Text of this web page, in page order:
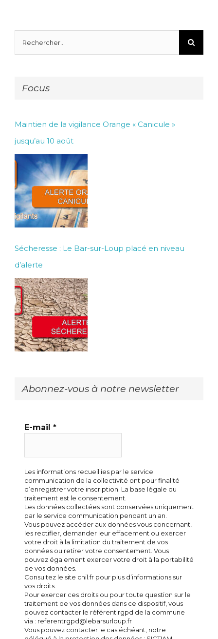
Rechercher:
Focus
Maintien de la vigilance Orange « Canicule »
jusqu’au 10 août
Sécheresse : Le Bar-sur-Loup placé en niveau
d’alerte
Abonnez-vous à notre newsletter
E-mail *
Les informations recueillies par le service
communication de la collectivité ont pour finalité
d’enregistrer votre inscription. La base légale du
traitement est le consentement.
Les données collectées sont conservées uniquement
par le service communication pendant un an.
Vous pouvez accéder aux données vous concernant,
les rectifier, demander leur effacement ou exercer
votre droit à la limitation du traitement de vos
données ou retirer votre consentement. Vous
pouvez également exercer votre droit à la portabilité
de vos données.
Consultez le site cnil.fr pour plus d’informations sur
vos droits.
Pour exercer ces droits ou pour toute question sur le
traitement de vos données dans ce dispositif, vous
pouvez contacter le référent rgpd de la commune
via : referentrgpd@lebarsurloup.fr
Vous pouvez contacter le cas échéant, notre